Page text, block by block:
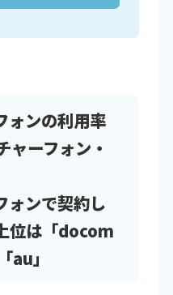
ォンの利用率
ャーフォン・
ォンで契約し
位は「docom
」